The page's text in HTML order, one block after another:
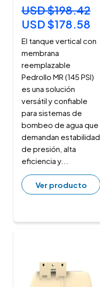
USD $198.42
USD $178.58
El tanque vertical con
membrana
reemplazable
Pedrollo MR (145 PSI)
es una solución
versátil y confiable
para sistemas de
bombeo de agua que
demandan estabilidad
de presión, alta
eficiencia y...
Ver producto